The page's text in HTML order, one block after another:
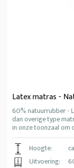
Latex matras -
60% natuurrubber -
dan overige type
in onze toonzaal om
Hoogte:
Uitvoering: